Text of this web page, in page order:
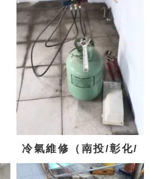
冷氣維修（南投/彰化/
台中)